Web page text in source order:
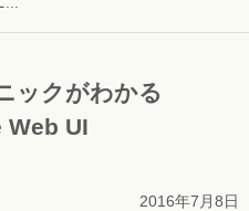
ックがわかる
UI
2016年7月8日